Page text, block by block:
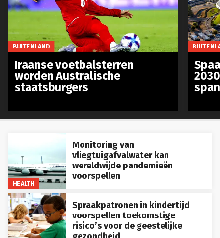
HEALTH
Monitoring van
vliegtuigafvalwater kan
wereldwijde pandemieën
voorspellen
Spraakpatronen in kindertijd
voorspellen toekomstige
risico’s voor de geestelijke
gezondheid
BUITENLAND
Iraanse voetbalsterren
worden Australische
staatsburgers